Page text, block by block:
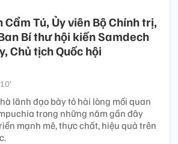
Tú, Ủy viên Bộ Chính trị,
Bí thư hội kiến Samdech
Chủ tịch Quốc hội
lãnh đạo bày tỏ hài lòng mối quan
trong những năm gần đây
mạnh mẽ, thực chất, hiệu quả trên